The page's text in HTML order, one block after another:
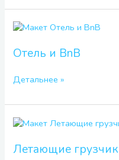
Отель и BnB
Отель
BnB
Детальнее »
Летающие
Летающие